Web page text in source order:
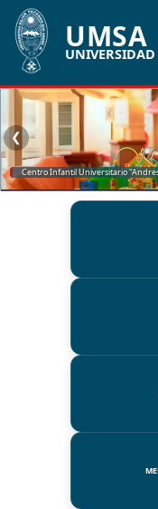
UMSA
SSUE
❮